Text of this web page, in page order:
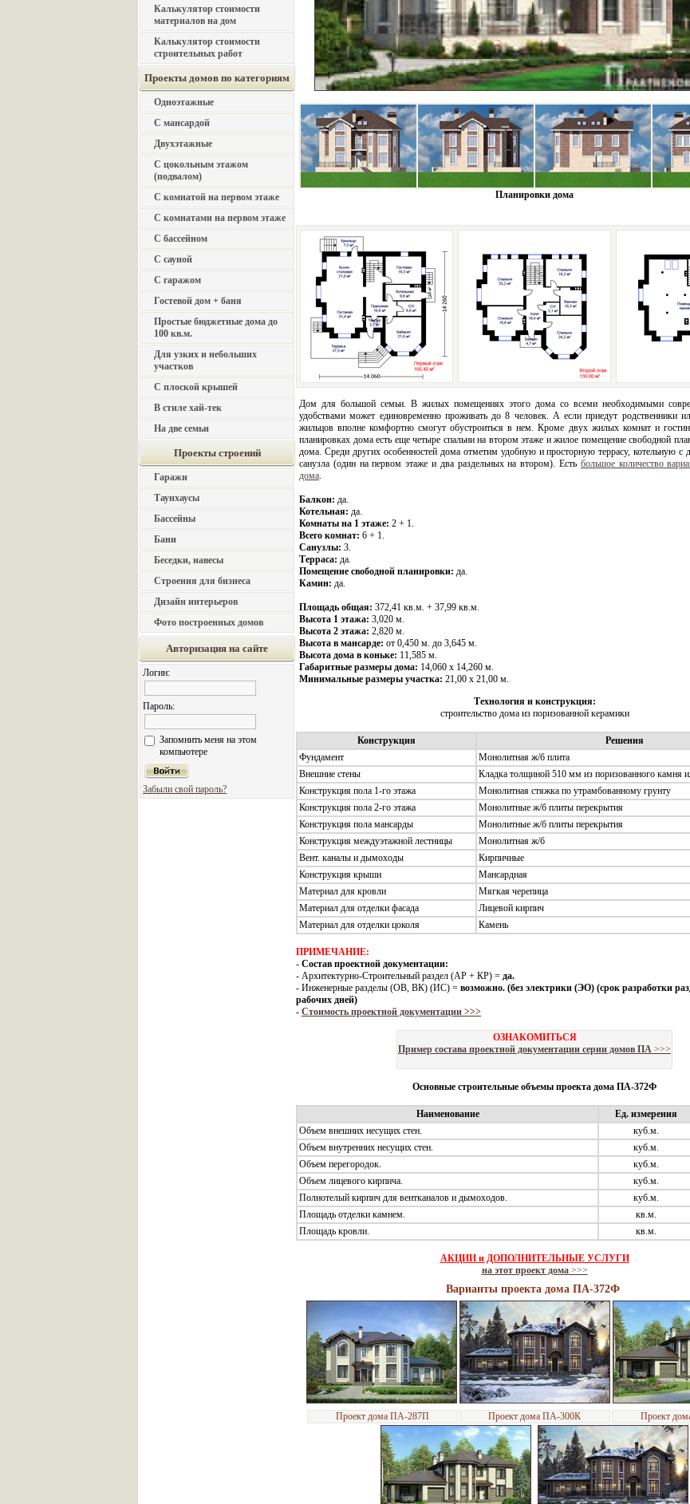
Калькулятор стоимости
материалов на дом
Калькулятор стоимости
строительных работ
Проекты домов по категориям
Одноэтажные
С мансардой
Двухэтажные
С цокольным этажом
(подвалом)
С комнатой на первом этаже
С комнатами на первом этаже
С бассейном
С сауной
С гаражом
Гостевой дом + баня
Простые бюджетные дома до
100 кв.м.
Для узких и небольших
участков
С плоской крышей
В стиле хай-тек
На две семьи
Проекты строений
Гаражи
Таунхаусы
Бассейны
Бани
Беседки, навесы
Строения для бизнеса
Дизайн интерьеров
Фото построенных домов
Авторизация на сайте
Логин:
Пароль:
Запомнить меня на этом
компьютере
Забыли свой пароль?
Планировки дома
Дом для большой семьи. В жилых помещениях этого дома со всеми необходимыми
удобствами может единовременно проживать до 8 человек. А если приедут родственники
жильцов вполне комфортно смогут обустроиться в нем. Кроме двух жилых комнат и
планировках дома есть еще четыре спальни на втором этаже и жилое помещение свободной
дома. Среди других особенностей дома отметим удобную и просторную террасу, котельную с
санузла (один на первом этаже и два раздельных на втором). Есть большое количество
дома.
Балкон: да.
Котельная: да.
Комнаты на 1 этаже: 2 + 1.
Всего комнат: 6 + 1.
Санузлы: 3.
Терраса: да.
Помещение свободной планировки: да.
Камин: да.
Площадь общая: 372,41 кв.м. + 37,99 кв.м.
Высота 1 этажа: 3,020 м.
Высота 2 этажа: 2,820 м.
Высота в мансарде: от 0,450 м. до 3,645 м.
Высота дома в коньке: 11,585 м.
Габаритные размеры дома: 14,060 х 14,260 м.
Минимальные размеры участка: 21,00 x 21,00 м.
Технология и конструкция:
строительство дома из поризованной керамики
Конструкция
Решения
Фундамент
Монолитная ж/б плита
Внешние стены
Кладка толщиной 510 мм из поризованного камня
Конструкция пола 1-го этажа
Монолитная стяжка по утрамбованному грунту
Конструкция пола 2-го этажа
Монолитные ж/б плиты перекрытия
Конструкция пола мансарды
Монолитные ж/б плиты перекрытия
Конструкция междуэтажной лестницы
Монолитная ж/б
Вент. каналы и дымоходы
Кирпичные
Конструкция крыши
Мансардная
Материал для кровли
Мягкая черепица
Материал для отделки фасада
Лицевой кирпич
Материал для отделки цоколя
Камень
ПРИМЕЧАНИЕ:
- Состав проектной документации:
- Архитектурно-Строительный раздел (АР + КР) = да.
- Инженерные разделы (ОВ, ВК) (ИС) = возможно. (без электрики (ЭО) (срок разработки
рабочих дней)
- Стоимость проектной документации >>>
ОЗНАКОМИТЬСЯ
Пример состава проектной документации серии домов ПА >>>
Основные строительные объемы проекта дома ПА-372Ф
Наименование Ед. измерения
Объем внешних несущих стен.
куб.м.
Объем внутренних несущих стен.
куб.м.
Объем перегородок.
куб.м.
Объем лицевого кирпича.
куб.м.
Полнотелый кирпич для вентканалов и дымоходов.
куб.м.
Площадь отделки камнем.
кв.м.
Площадь кровли.
кв.м.
АКЦИИ и ДОПОЛНИТЕЛЬНЫЕ УСЛУГИ
на этот проект дома>>>
Варианты проекта дома ПА-372Ф
Проект дома ПА-287П Проект дома ПА-300К Проект